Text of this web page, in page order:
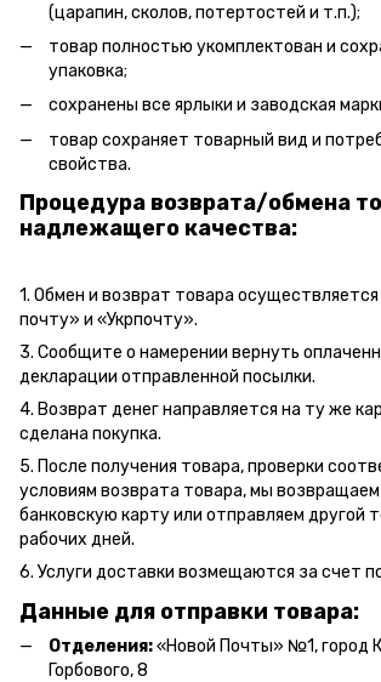
(царапин, сколов, потертостей и т.п.);
товар полностью укомплектован и
упаковка;
сохранены все ярлыки и заводская
товар сохраняет товарный вид и
свойства.
Процедура возврата/обмена
надлежащего качества:
1. Обмен и возврат товара
почту» и «Укрпочту».
3. Сообщите о намерении вернуть
декларации отправленной посылки.
4. Возврат денег направляется на ту же
сделана покупка.
5. После получения товара, проверки
условиям возврата товара, мы возвращаем
банковскую карту или отправляем другой
рабочих дней.
6. Услуги доставки возмещаются за счет
Данные для отправки товара:
Отделения:«Новой Почты» №1, город
Горбового, 8